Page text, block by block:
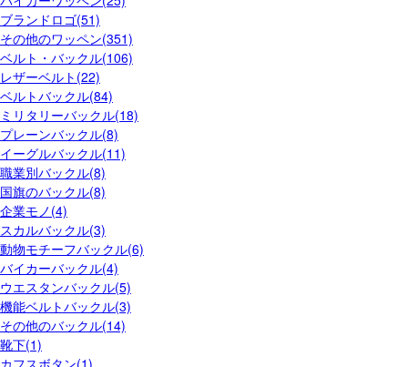
ブランドロゴ(51)
その他のワッペン(351)
ベルト・バックル(106)
レザーベルト(22)
ベルトバックル(84)
ミリタリーバックル(18)
プレーンバックル(8)
イーグルバックル(11)
職業別バックル(8)
国旗のバックル(8)
企業モノ(4)
スカルバックル(3)
動物モチーフバックル(6)
バイカーバックル(4)
ウエスタンバックル(5)
機能ベルトバックル(3)
その他のバックル(14)
靴下(1)
カフスボタン(1)